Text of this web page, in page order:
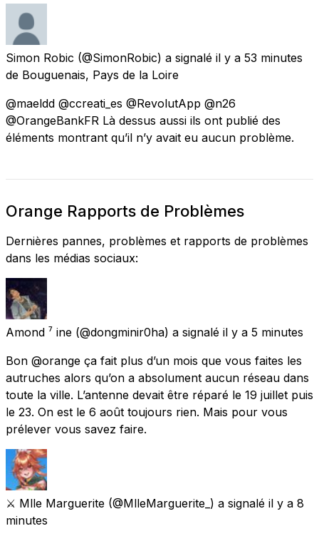
Simon Robic (@SimonRobic) a signalé il y a 53 minutes
de Bouguenais, Pays de la Loire
@maeldd @ccreati_es @RevolutApp @n26
@OrangeBankFR Là dessus aussi ils ont publié des
éléments montrant qu’il n’y avait eu aucun problème.
Orange Rapports de Problèmes
Dernières pannes, problèmes et rapports de problèmes
dans les médias sociaux:
Amond ⁷ ine (@dongminir0ha) a signalé il y a 5 minutes
Bon @orange ça fait plus d’un mois que vous faites les
autruches alors qu’on a absolument aucun réseau dans
toute la ville. L’antenne devait être réparé le 19 juillet puis
le 23. On est le 6 août toujours rien. Mais pour vous
prélever vous savez faire.
⚔️ Mlle Marguerite (@MlleMarguerite_) a signalé il y a 8
minutes